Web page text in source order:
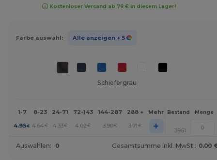
Kostenloser Versand ab 79 € in diesem Lager!
Farbe auswahl: Alle anzeigen + 5
Schiefergrau
1-7 8-23 24-71 72-143 144-287 288 + Mehr Bestand Menge
4.95€ 4.64 € 4.33€ 4.02 € 3.90€ 3.71 € + 3961
Auswahlen: 0 Gesamtsumme inkl. MwSt.: 0.00